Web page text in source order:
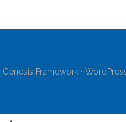
Genesis Framework·